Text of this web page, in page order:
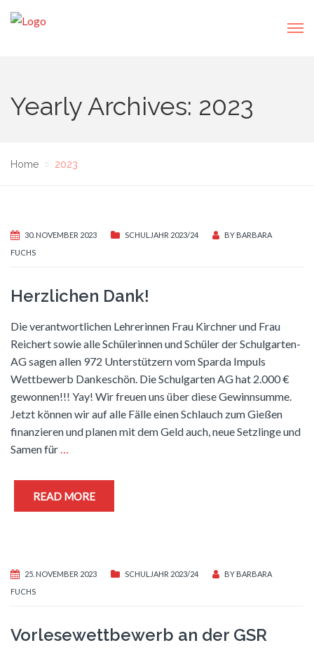
Yearly Archives: 2023
Home 2023
30. NOVEMBER 2023 SCHULJAHR 2023/24 BY BARBARA
FUCHS
Herzlichen Dank!
Die verantwortlichen Lehrerinnen Frau Kirchner und Frau
Reichert sowie alle Schülerinnen und Schüler der Schulgarten-
AG sagen allen 972 Unterstützern vom Sparda Impuls
Wettbewerb Dankeschön. Die Schulgarten AG hat 2.000 €
gewonnen!!! Yay! Wir freuen uns über diese Gewinnsumme.
Jetzt können wir auf alle Fälle einen Schlauch zum Gießen
finanzieren und planen mit dem Geld auch, neue Setzlinge und
Samen für…
READ MORE
25. NOVEMBER 2023 SCHULJAHR 2023/24 BY BARBARA
FUCHS
Vorlesewettbewerb an der GSR